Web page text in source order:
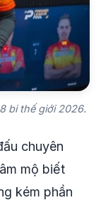
bi thế giới 2026.
chuyên
mộ biết
kém phần